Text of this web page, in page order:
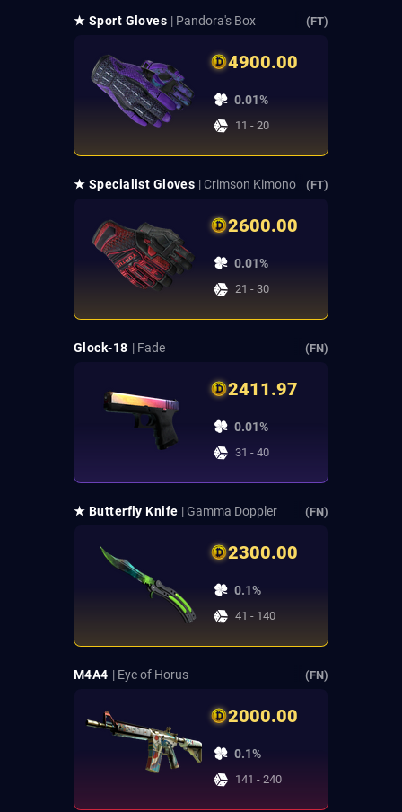
★ Sport Gloves | Pandora's Box (FT)
4900.00
0.01%
11 - 20
★ Specialist Gloves | Crimson Kimono (FT)
2600.00
0.01%
21 - 30
Glock-18 | Fade (FN)
2411.97
0.01%
31 - 40
★ Butterfly Knife | Gamma Doppler (FN)
2300.00
0.1%
41 - 140
M4A4 | Eye of Horus (FN)
2000.00
0.1%
141 - 240